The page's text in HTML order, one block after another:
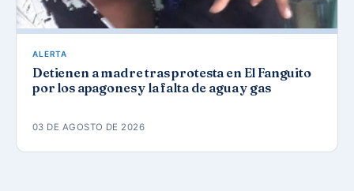
ALERTA
Detienen a madre tras protesta en El Fanguito
por los apagones y la falta de agua y gas
03 DE AGOSTO DE 2026